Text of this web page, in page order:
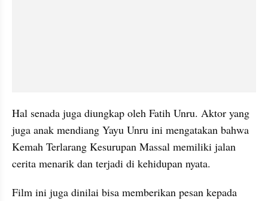
Hal senada juga diungkap oleh Fatih Unru. Aktor yang
juga anak mendiang Yayu Unru ini mengatakan bahwa
Kemah Terlarang Kesurupan Massal memiliki jalan
cerita menarik dan terjadi di kehidupan nyata.
Film ini juga dinilai bisa memberikan pesan kepada